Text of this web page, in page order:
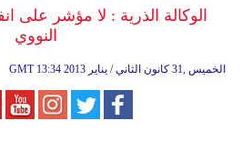
الوكالة الذرية : لا مؤشر على
النووي
GMT 13:34 2013 الخميس ,31 كانون الثاني / يناير